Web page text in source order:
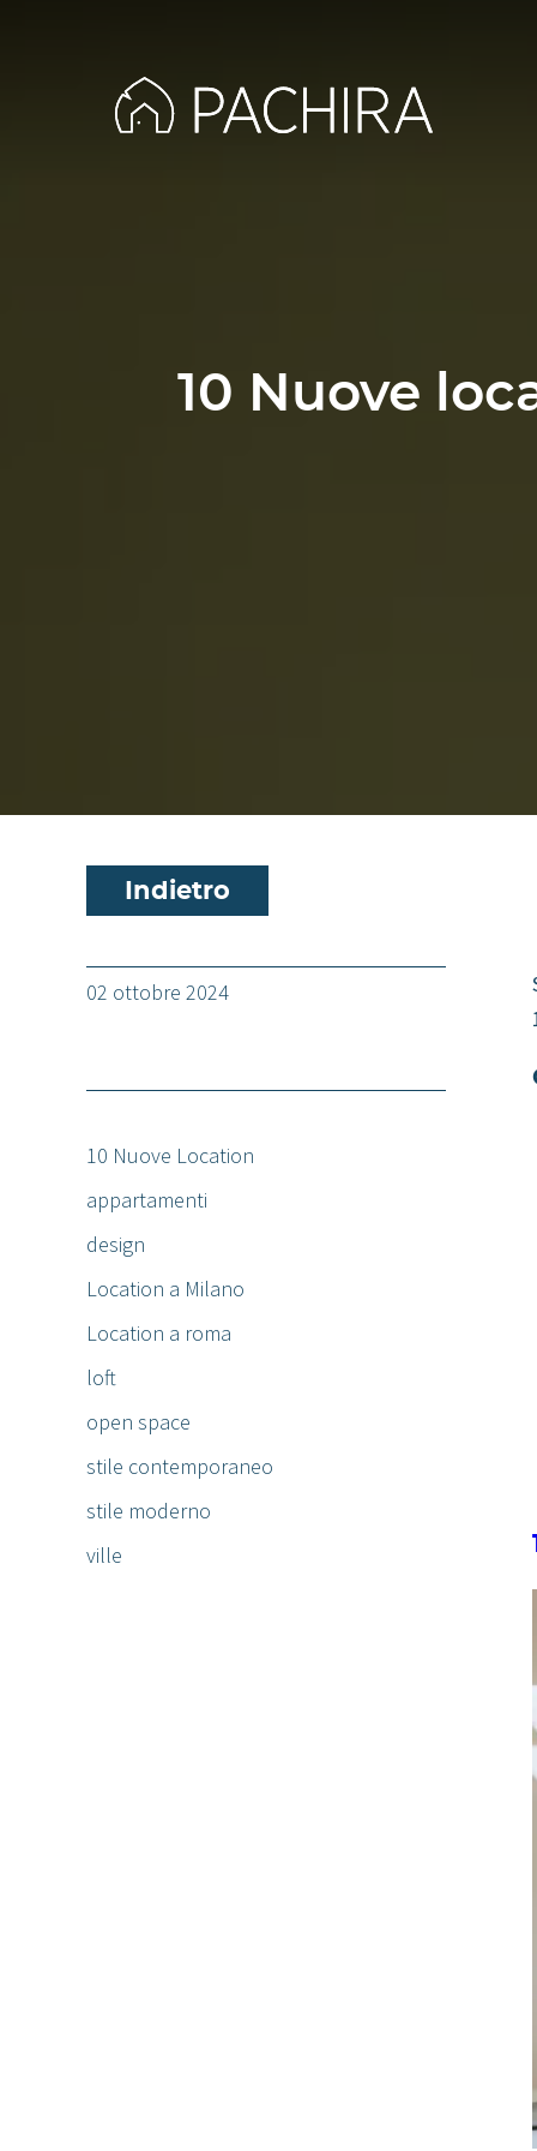
10 Nuove
Indietro
02 ottobre 2024
10 Nuove Location
appartamenti
design
Location a Milano
Location a roma
loft
open space
stile contemporaneo
stile moderno
ville